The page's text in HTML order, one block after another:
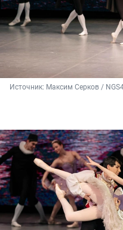
Источник: Максим Серков /